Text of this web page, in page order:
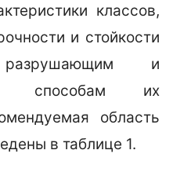
классов,
и стойкости
и
способам их
область
в таблице 1.